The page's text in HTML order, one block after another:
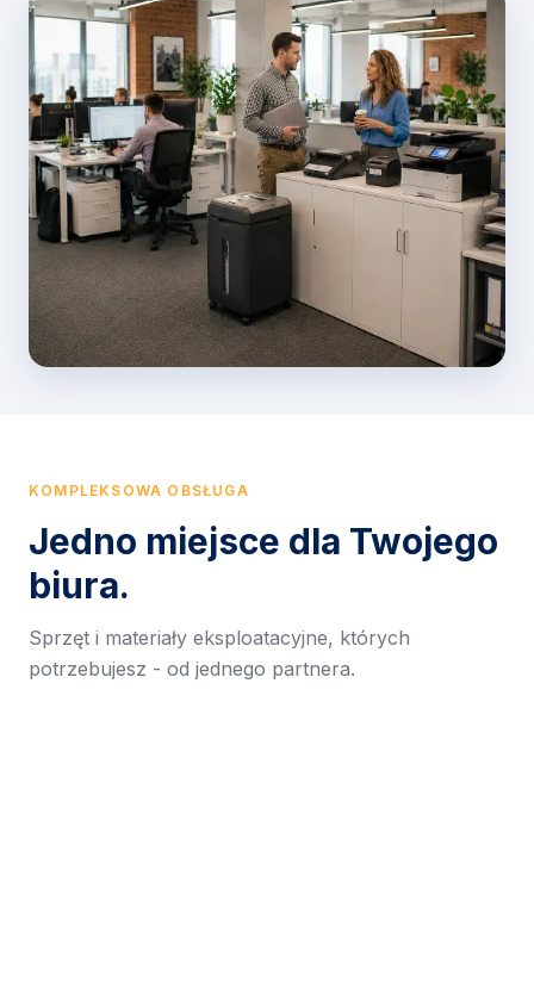
KOMPLEKSOWA OBSŁUGA
Jedno miejsce dla Twojego
biura.
Sprzęt i materiały eksploatacyjne, których
potrzebujesz - od jednego partnera.